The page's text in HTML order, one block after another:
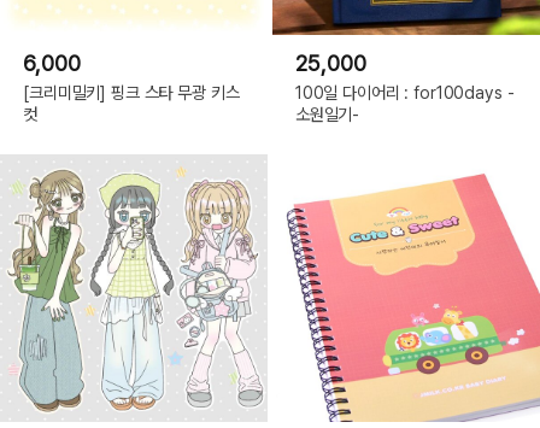
6,000
[크리미밀키] 핑크 스타 무광 키스
컷
25,000
100일 다이어리 : for100days -
소원일기-